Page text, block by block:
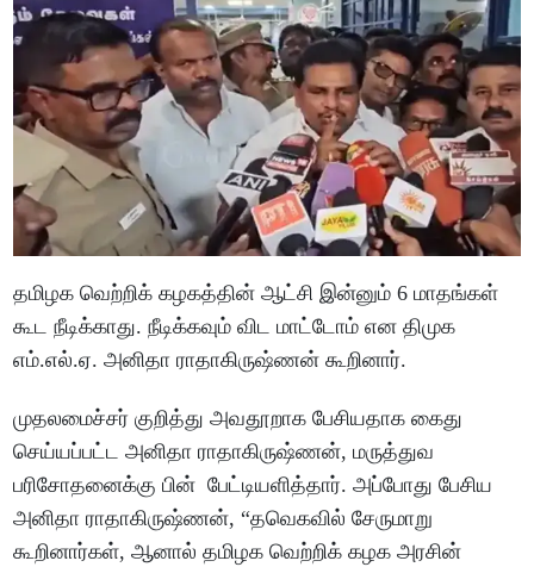
தமிழக வெற்றிக் கழகத்தின் ஆட்சி இன்னும் 6 மாதங்கள்
கூட நீடிக்காது. நீடிக்கவும் விட மாட்டோம் என திமுக
எம்.எல்.ஏ. அனிதா ராதாகிருஷ்ணன் கூறினார்.
முதலமைச்சர் குறித்து அவதூறாக பேசியதாக கைது
செய்யப்பட்ட அனிதா ராதாகிருஷ்ணன், மருத்துவ
பரிசோதனைக்கு பின் பேட்டியளித்தார். அப்போது பேசிய
அனிதா ராதாகிருஷ்ணன், “தவெகவில் சேருமாறு
கூறினார்கள், ஆனால் தமிழக வெற்றிக் கழக அரசின்